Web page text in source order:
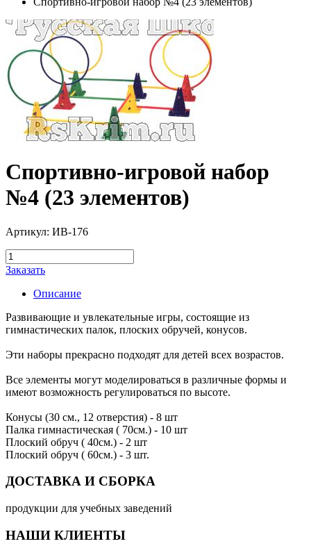
Спортивно-игровой набор
№4 (23 элементов)
Артикул: ИВ-176
Заказать
Описание
Развивающие и увлекательные игры, состоящие из
гимнастических палок, плоских обручей, конусов.
Эти наборы прекрасно подходят для детей всех возрастов.
Все элементы могут моделироваться в различные формы и
имеют возможность регулироваться по высоте.
Конусы (30 см., 12 отверстия) - 8 шт
Палка гимнастическая ( 70см.) - 10 шт
Плоский обруч ( 40см.) - 2 шт
Плоский обруч ( 60см.) - 3 шт.
ДОСТАВКА И СБОРКА
продукции для учебных заведений
НАШИ КЛИЕНТЫ